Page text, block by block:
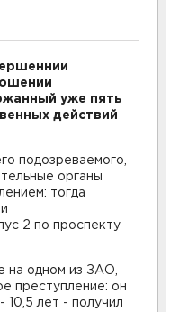
уже пять
действий
подозреваемого,
органы
тогда
2 по проспекту
на одном из ЗАО,
преступление: он
лет - получил